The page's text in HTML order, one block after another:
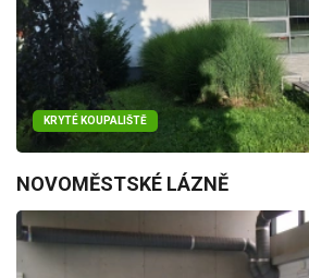
KRYTÉ KOUPALIŠTĚ
NOVOMĚSTSKÉ LÁZNĚ